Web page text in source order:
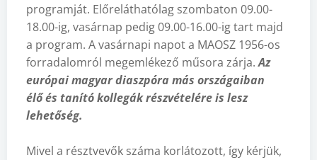
programját. Előreláthatólag szombaton 09.00-
18.00-ig, vasárnap pedig 09.00-16.00-ig tart majd
a program. A vasárnapi napot a MAOSZ 1956-os
forradalomról megemlékező műsora zárja.Az
európai magyar diaszpóra más országaiban
élő és tanító kollegák részvételére is lesz
lehetőség.
Mivel a résztvevők száma korlátozott, így kérjük,